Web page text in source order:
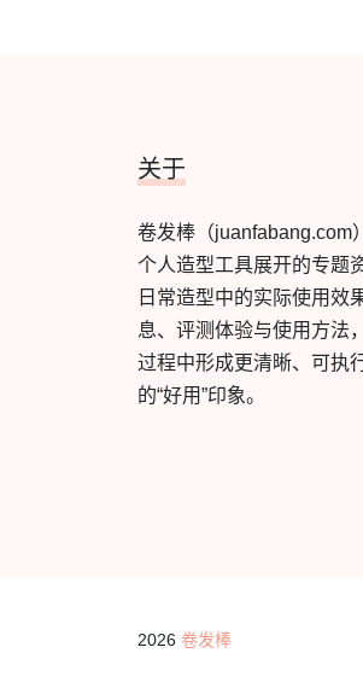
关于
卷发棒（juanfabang.com
个人造型工具展开的专题
日常造型中的实际使用效
息、评测体验与使用方法
过程中形成更清晰、可执
的“好用”印象。
2026 卷发棒